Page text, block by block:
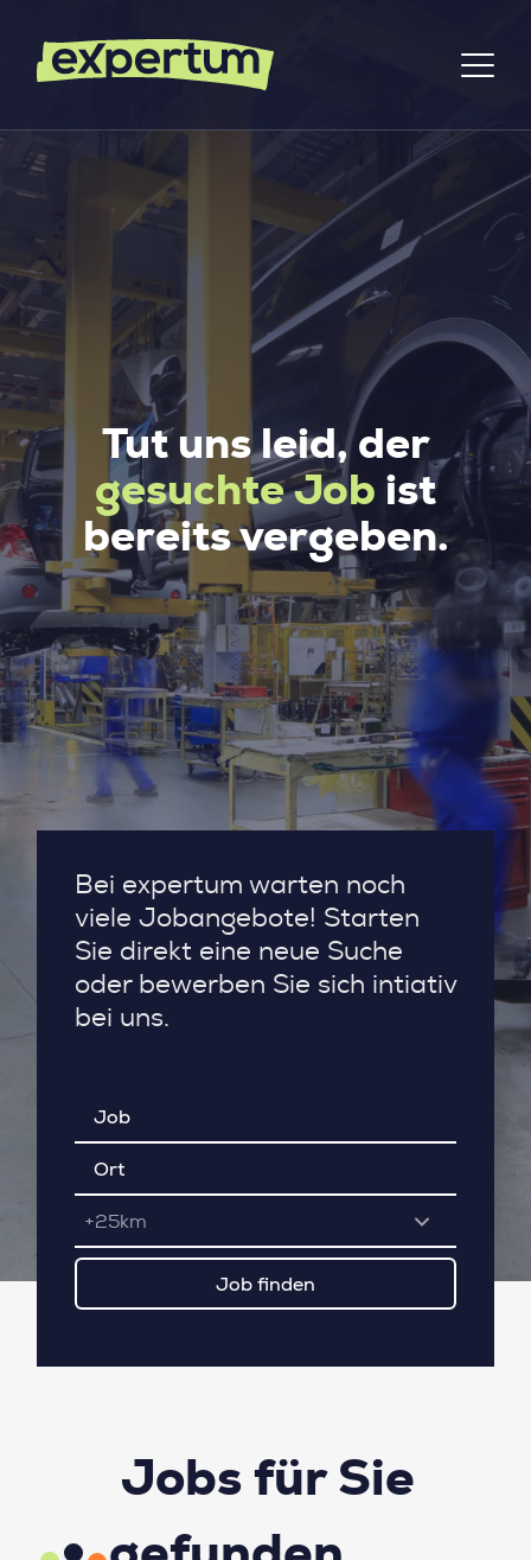
Tut uns leid, der
gesuchte Job ist
bereits vergeben.
Bei expertum warten noch
viele Jobangebote! Starten
Sie direkt eine neue Suche
oder bewerben Sie sich intiativ
bei uns.
+25km